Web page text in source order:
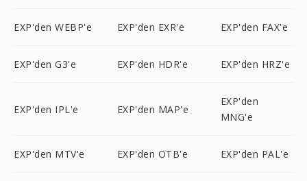
EXP'den WEBP'e EXP'den EXR'e EXP'den FAX'e
EXP'den G3'e EXP'den HDR'e EXP'den HRZ'e
EXP'den IPL'e EXP'den MAP'e
EXP'den
MNG'e
EXP'den MTV'e EXP'den OTB'e EXP'den PAL'e